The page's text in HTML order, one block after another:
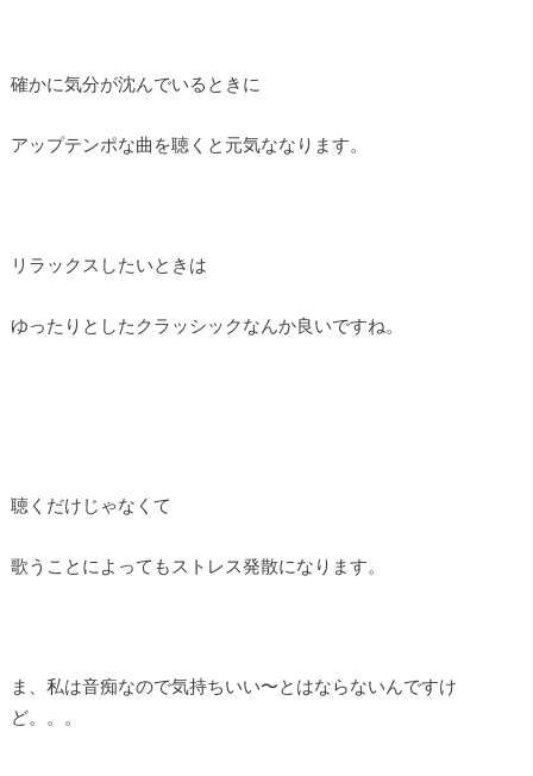
確かに気分が沈んでいるときに
アップテンポな曲を聴くと元気ななります。
リラックスしたいときは
ゆったりとしたクラッシックなんか良いですね。
聴くだけじゃなくて
歌うことによってもストレス発散になります。
ま、私は音痴なので気持ちいい〜とはならないんですけ
ど。。。